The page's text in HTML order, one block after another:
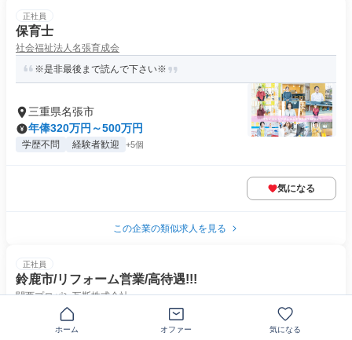
正社員
保育士
社会福祉法人名張育成会
※是非最後まで読んで下さい※
三重県名張市
年俸320万円～500万円
学歴不問 経験者歓迎 +5個
気になる
この企業の類似求人を見る
正社員
鈴鹿市/リフォーム営業/高待遇!!!
関西プロパン瓦斯株式会社
未経験者も活躍中です！
ホーム オファー 気になる